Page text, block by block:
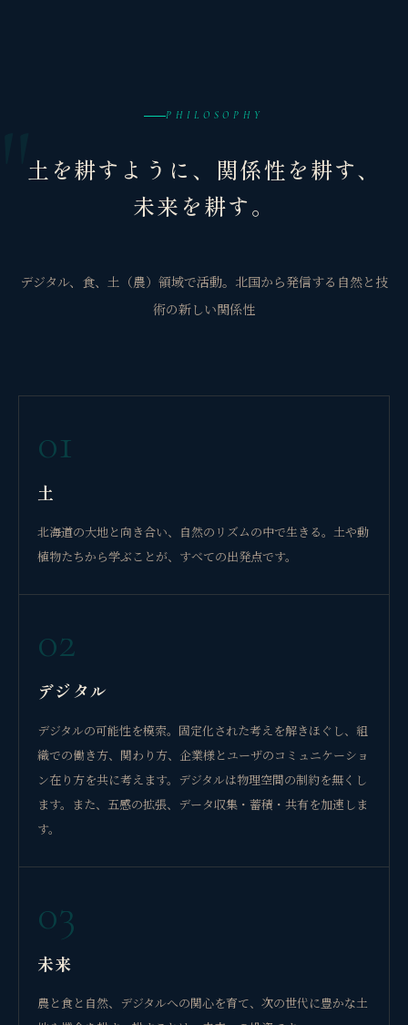
PHILOSOPHY
土を耕すように、関係性を耕す、
未来を耕す。
デジタル、食、土（農）領域で活動。北国から発信する自然と技
術の新しい関係性
01
土
北海道の大地と向き合い、自然のリズムの中で生きる。土や動
植物たちから学ぶことが、すべての出発点です。
02
デジタル
デジタルの可能性を模索。固定化された考えを解きほぐし、組
織での働き方、関わり方、企業様とユーザのコミュニケーショ
ン在り方を共に考えます。デジタルは物理空間の制約を無くし
ます。また、五感の拡張、データ収集・蓄積・共有を加速しま
す。
03
未来
農と食と自然、デジタルへの関心を育て、次の世代に豊かな土